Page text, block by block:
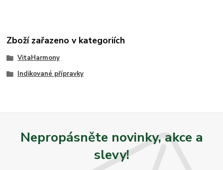
Zboží zařazeno v kategoriích
VitaHarmony
Indikované přípravky
Nepropásněte novinky, akce a
slevy!